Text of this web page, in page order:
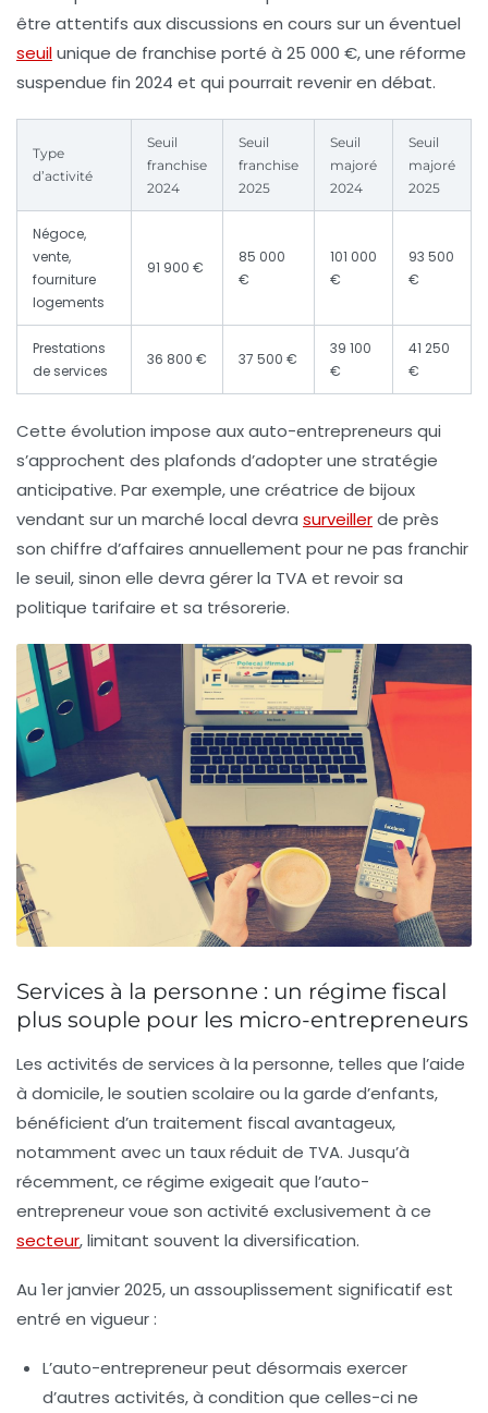
être attentifs aux discussions en cours sur un éventuel
seuilunique de franchise porté à 25 000 €, une réforme
suspendue fin 2024 et qui pourrait revenir en débat.
Type
d’activité
Seuil
franchise
2024
Seuil
franchise
2025
Seuil
majoré
2024
Seuil
majoré
2025
Négoce,
vente,
fourniture
logements
91 900 €
85 000
€
101 000
€
93 500
€
Prestations
de services
36 800 € 37 500 €
39 100
€
41 250
€
Cette évolution impose aux auto-entrepreneurs qui
s’approchent des plafonds d’adopter une stratégie
anticipative. Par exemple, une créatrice de bijoux
vendant sur un marché local devra surveillerde près
son chiffre d’affaires annuellement pour ne pas franchir
le seuil, sinon elle devra gérer la TVA et revoir sa
politique tarifaire et sa trésorerie.
Services à la personne : un régime fiscal
plus souple pour les micro-entrepreneurs
Les activités de services à la personne, telles que l’aide
à domicile, le soutien scolaire ou la garde d’enfants,
bénéficient d’un traitement fiscal avantageux,
notamment avec un taux réduit de TVA. Jusqu’à
récemment, ce régime exigeait que l’auto-
entrepreneur voue son activité exclusivement à ce
secteur, limitant souvent la diversification.
Au 1er janvier 2025, un assouplissement significatif est
entré en vigueur :
L’auto-entrepreneur peut désormais exercer
d’autres activités, à condition que celles-ci ne